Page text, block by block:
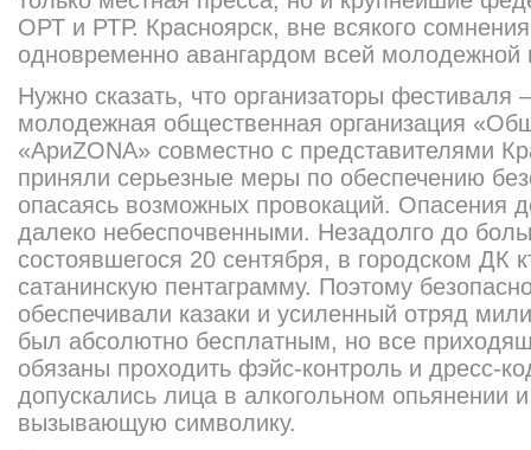
ОРТ и РТР. Красноярск, вне всякого
одновременно авангардом всей молодежной
Нужно сказать, что организаторы фестиваля
молодежная общественная организация
«АриZONA» совместно с представителями
приняли серьезные меры по обеспечению
опасаясь возможных провокаций. Опасения
далеко небеспочвенными. Незадолго до
состоявшегося 20 сентября, в городском ДК
сатанинскую пентаграмму. Поэтому
обеспечивали казаки и усиленный отряд
был абсолютно бесплатным, но все
обязаны проходить фэйс-контроль и дресс-
допускались лица в алкогольном опьянении
вызывающую символику.